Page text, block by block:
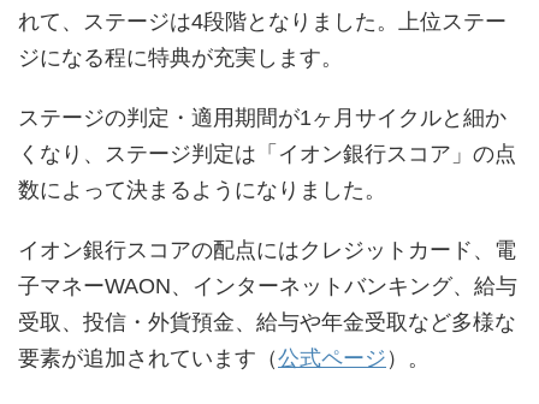
れて、ステージは4段階となりました。上位ステー
ジになる程に特典が充実します。
ステージの判定・適用期間が1ヶ月サイクルと細か
くなり、ステージ判定は「イオン銀行スコア」の点
数によって決まるようになりました。
イオン銀行スコアの配点にはクレジットカード、電
子マネーWAON、インターネットバンキング、給与
受取、投信・外貨預金、給与や年金受取など多様な
要素が追加されています（公式ページ ）。